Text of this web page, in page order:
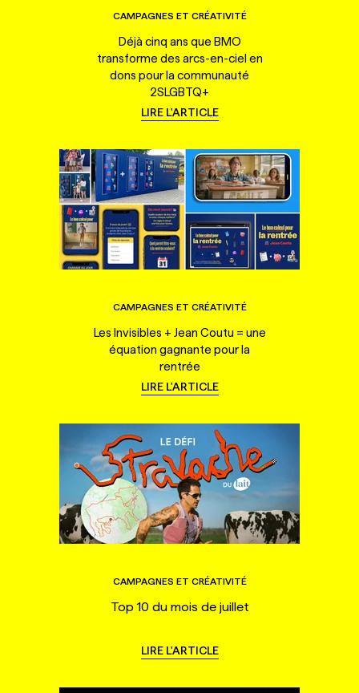
CAMPAGNES ET CRÉATIVITÉ
Déjà cinq ans que BMO
transforme des arcs-en-ciel en
dons pour la communauté
2SLGBTQ+
LIRE L'ARTICLE
CAMPAGNES ET CRÉATIVITÉ
Les Invisibles + Jean Coutu = une
équation gagnante pour la
rentrée
LIRE L'ARTICLE
CAMPAGNES ET CRÉATIVITÉ
Top 10 du mois de juillet
LIRE L'ARTICLE